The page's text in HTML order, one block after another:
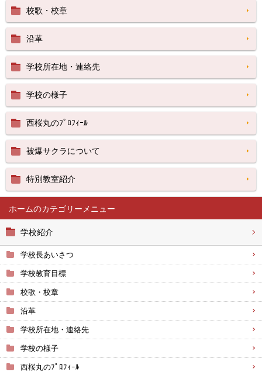
ホーム
学校紹介
学校長あいさつ
学校教育目標
校歌・校章
沿革
学校所在地・連絡先
学校の様子
西桜丸のﾌﾟﾛﾌｨｰﾙ
校歌・校章
沿革
学校所在地・連絡先
学校の様子
西桜丸のﾌﾟﾛﾌｨｰﾙ
被爆サクラについて
特別教室紹介